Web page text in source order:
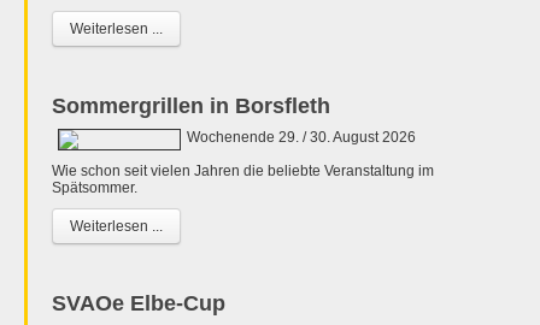
Weiterlesen ...
Sommergrillen in Borsfleth
Wochenende 29. / 30. August 2026
Wie schon seit vielen Jahren die beliebte Veranstaltung im
Spätsommer.
Weiterlesen ...
SVAOe Elbe-Cup